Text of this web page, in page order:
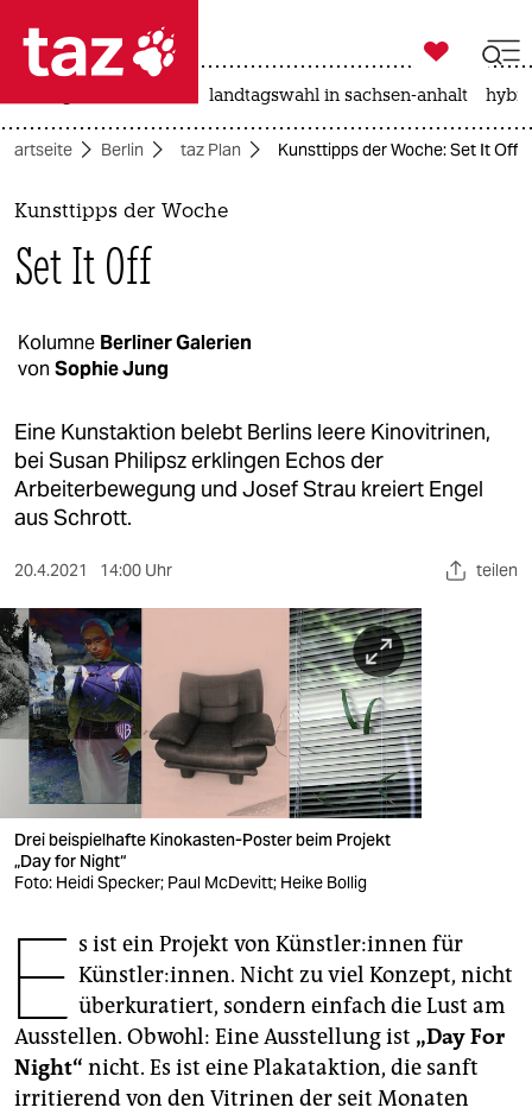
 taz zahl ich
taz zahl ich
themen
politik
gesellschaft
kultur
sport
berlin
nord
wahrheit
verlag
verlag
veranstaltungen
shop
fragen & hilfe
unterstützen
abo
genossenschaft
epaper login

taz zahl ich
landtagswahl in sachsen-anhalt
Berlin taz Plan Kunsttipps der Woche: Set It Off
Kunsttipps der Woche
Set It Off
Kolumne Berliner Galerien
von Sophie Jung
Eine Kunstaktion belebt Berlins leere Kinovitrinen,
bei Susan Philipsz erklingen Echos der
Arbeiterbewegung und Josef Strau kreiert Engel
aus Schrott.
20.4.2021 14:00 Uhr teilen
Drei beispielhafte Kinokasten-Poster beim Projekt
„Day for Night“
Foto: Heidi Specker; Paul McDevitt; Heike Bollig
E s ist ein Projekt von Künst­le­r:in­nen für
Künstler:innen. Nicht zu viel Konzept, nicht
überkuratiert, sondern einfach die Lust am
Ausstellen. Obwohl: Eine Ausstellung ist „Day For
Night“ nicht. Es ist eine Plakataktion, die sanft
irritierend von den Vitrinen der seit Monaten